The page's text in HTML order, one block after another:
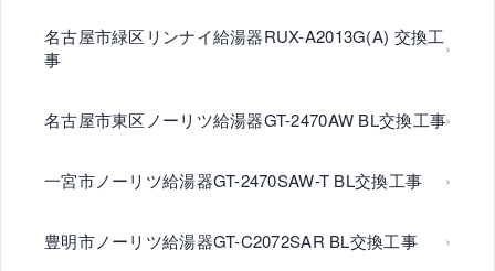
名古屋市緑区リンナイ給湯器RUX-A2013G(A) 交換工
事
名古屋市東区ノーリツ給湯器GT-2470AW BL交換工事
一宮市ノーリツ給湯器GT-2470SAW-T BL交換工事
豊明市ノーリツ給湯器GT-C2072SAR BL交換工事